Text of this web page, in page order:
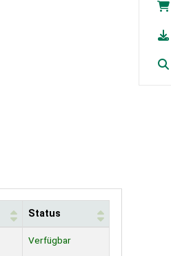
Status
Verfügbar